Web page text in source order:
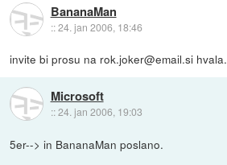
BananaMan
::24. jan 2006, 18:46
invite bi prosu na rok.joker@email.si hvala.
Microsoft
::24. jan 2006, 19:03
5er--> in BananaMan poslano.